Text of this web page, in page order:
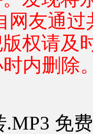
网友通
权请及
内删除
免